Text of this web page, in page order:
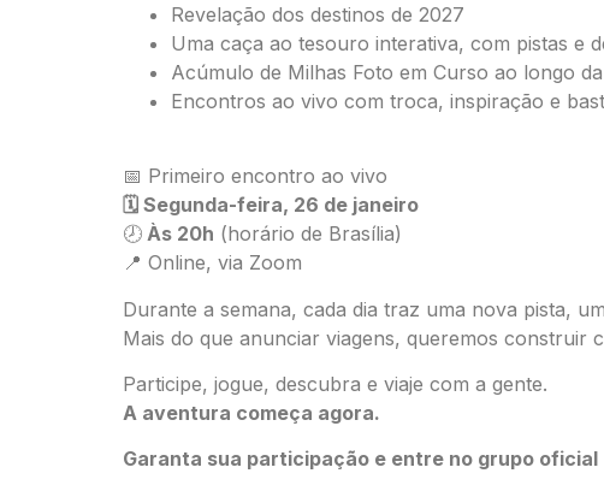
Revelação dos destinos de 2027
Uma caça ao tesouro interativa, com pistas e
Acúmulo de Milhas Foto em Curso ao longo
Encontros ao vivo com troca, inspiração e
📅 Primeiro encontro ao vivo
🗓️ Segunda-feira, 26 de janeiro
🕗 Às 20h (horário de Brasília)
📍 Online, via Zoom
Durante a semana, cada dia traz uma nova pista,
Mais do que anunciar viagens, queremos construir
Participe, jogue, descubra e viaje com a gente.
A aventura começa agora.
Garanta sua participação e entre no grupo oficial